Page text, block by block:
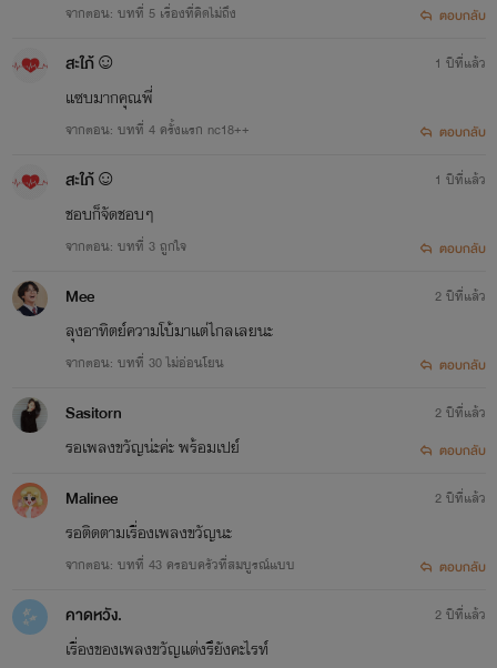
จากตอน: บทที่ 5 เรื่องที่คิดไม่ถึง ตอบกลับ
สะใภ้☺
แซบมากคุณพี่
จากตอน: บทที่ 4 ครั้งแรก nc18++
1 ปีที่แล้ว
ตอบกลับ
สะใภ้☺
ชอบก็จัดชอบๆ
จากตอน: บทที่ 3 ถูกใจ
1 ปีที่แล้ว
ตอบกลับ
Mee
ลุงอาทิตย์ความโบ้มาแต่ไกลเลยนะ
จากตอน: บทที่ 30 ไม่อ่อนโยน
2 ปีที่แล้ว
ตอบกลับ
Sasitorn
รอเพลงขวัญน่ะค่ะ พร้อมเปย์
2 ปีที่แล้ว
ตอบกลับ
Malinee
รอติดตามเรื่องเพลงขวัญนะ
จากตอน: บทที่ 43 ครอบครัวที่สมบูรณ์แบบ
2 ปีที่แล้ว
ตอบกลับ
คาดหวัง.
เรื่องของเพลงขวัญแต่งรึยังคะไรท์
2 ปีที่แล้ว